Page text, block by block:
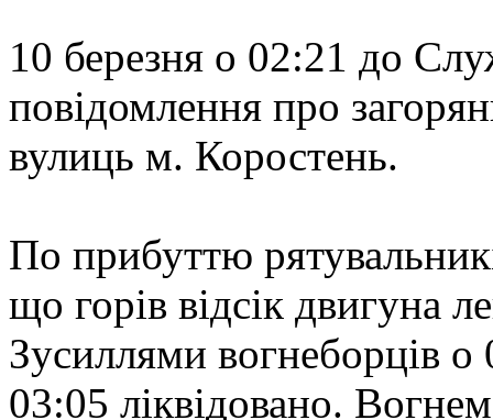
10 березня о 02:21 до
повідомлення про
вулиць м. Коростень.
По прибуттю
що горів відсік двигуна
Зусиллями вогнеборців
03:05 ліквідовано.